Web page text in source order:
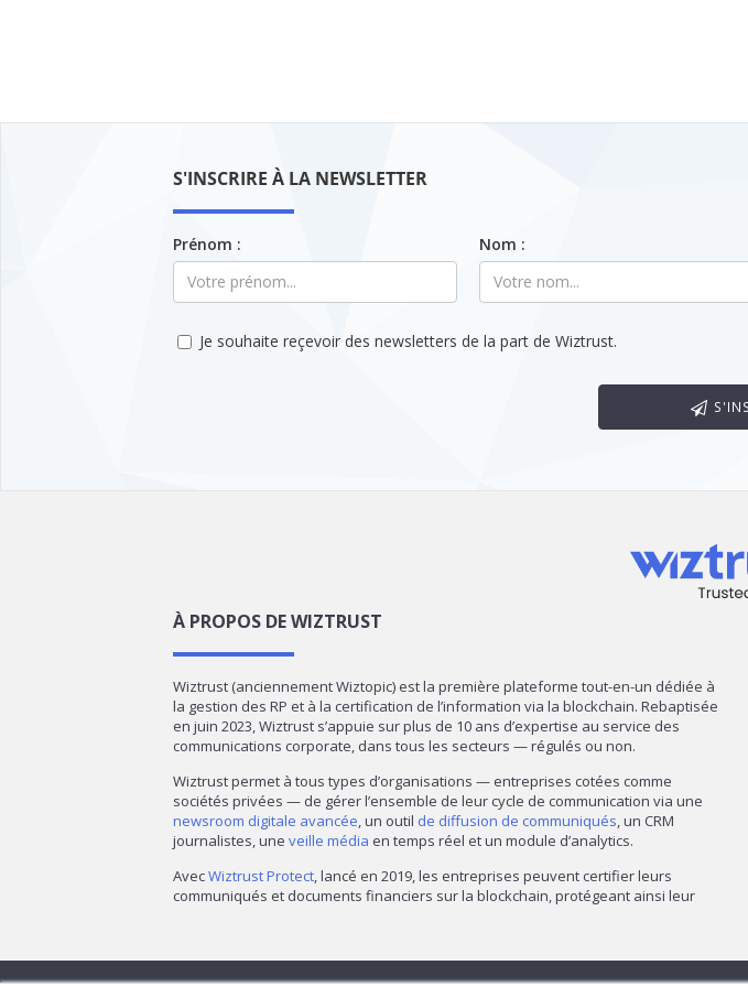
S'INSCRIRE À LA NEWSLETTER
Prénom : Nom :
Je souhaite reçevoir des newsletters de la part de Wiztrust.
À PROPOS DE WIZTRUST
Wiztrust (anciennement Wiztopic) est la première plateforme tout-en-un dédiée à
la gestion des RP et à la certification de l’information via la blockchain. Rebaptisée
en juin 2023, Wiztrust s’appuie sur plus de 10 ans d’expertise au service des
communications corporate, dans tous les secteurs — régulés ou non.
Wiztrust permet à tous types d’organisations — entreprises cotées comme
sociétés privées — de gérer l’ensemble de leur cycle de communication via une
newsroom digitale avancée, un outil de diffusion de communiqués, un CRM
journalistes, une veille média en temps réel et un module d’analytics.
AvecWiztrust Protect, lancé en 2019, les entreprises peuvent certifier leurs
communiqués et documents financiers sur la blockchain, protégeant ainsi leur